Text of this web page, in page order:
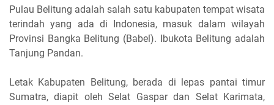
Pulau Belitung adalah salah satu kabupaten tempat wisata
terindah yang ada di Indonesia, masuk dalam wilayah
Provinsi Bangka Belitung (Babel). Ibukota Belitung adalah
Tanjung Pandan.
Letak Kabupaten Belitung, berada di lepas pantai timur
Sumatra, diapit oleh Selat Gaspar dan Selat Karimata,